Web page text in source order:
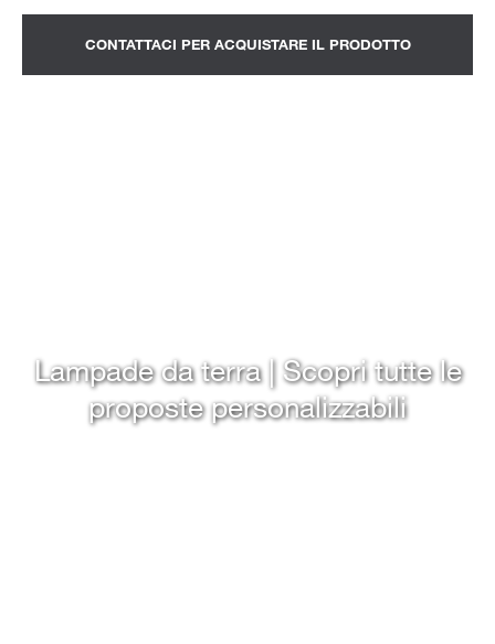
essere quotato separatamente.
Trasporto e assemblaggio esclusi.
nello showroom.
CONTATTACI PER ACQUISTARE IL PRODOTTO
Lampade da terra | Scopri tutte le
proposte personalizzabili